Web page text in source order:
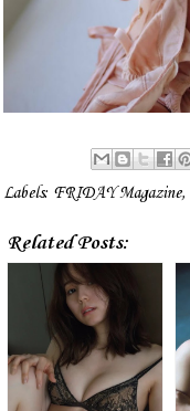
Labels: FRIDAY Magazine,
Related Posts: